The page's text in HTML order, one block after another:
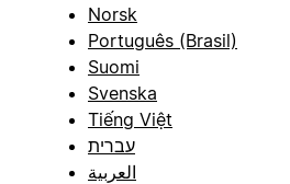
Norsk
Português (Brasil)
Suomi
Svenska
Tiếng Việt
עברית
العربية